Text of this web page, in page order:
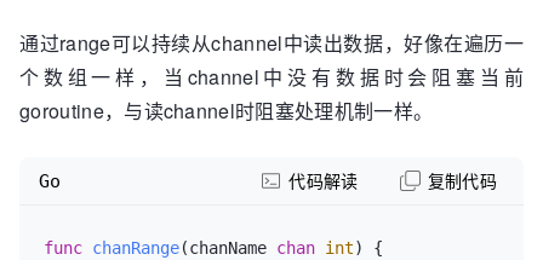
通过range可以持续从channel中读出数据，好像在遍历一
个数组一样，当channel中没有数据时会阻塞当前
goroutine，与读channel时阻塞处理机制一样。
func chanRange(chanName chan int)
{
Go 代码解读 复制代码